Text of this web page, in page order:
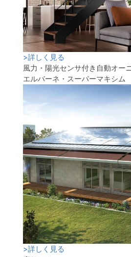
>詳しく見る
風力・陽光センサ付き自動オー
エルバーネ・スーパーマキシム
>詳しく見る